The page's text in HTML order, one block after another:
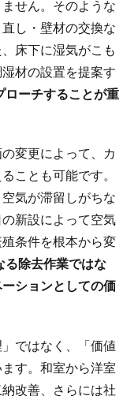
せん。そのような
し・壁材の交換な
床下に湿気がこも
材の設置を提案す
ローチすることが重
変更によって、カ
ことも可能です。
気が滞留しがちな
新設によって空気
条件を根本から変
る除去作業ではな
ションとしての価
ではなく、「価値
す。和室から洋室
改善、さらには社